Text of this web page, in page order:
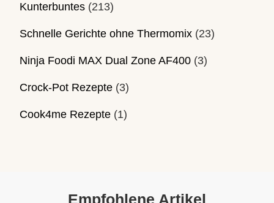
Kunterbuntes (213)
Schnelle Gerichte ohne Thermomix (23)
Ninja Foodi MAX Dual Zone AF400 (3)
Crock-Pot Rezepte (3)
Cook4me Rezepte (1)
Empfohlene Artikel